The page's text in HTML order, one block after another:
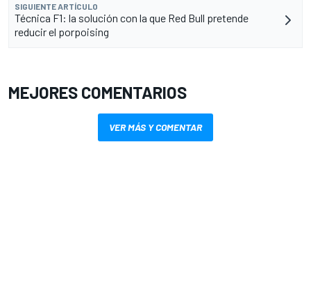
SIGUIENTE ARTÍCULO
Técnica F1: la solución con la que Red Bull pretende
reducir el porpoising
MEJORES COMENTARIOS
VER MÁS Y COMENTAR